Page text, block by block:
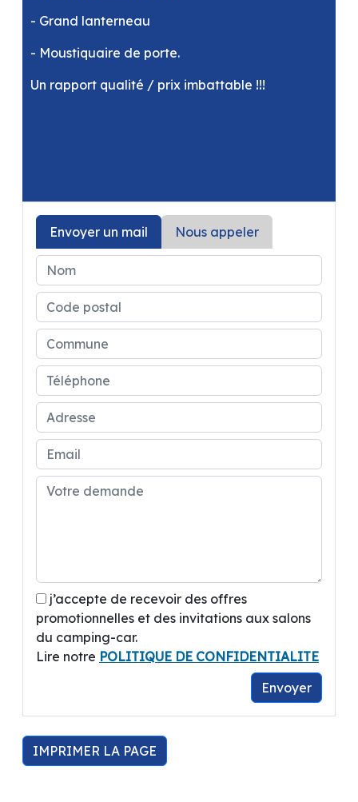
- Grand lanterneau
- Moustiquaire de porte.
Un rapport qualité / prix imbattable !!!
Envoyer un mail Nous appeler
j’accepte de recevoir des offres
promotionnelles et des invitations aux salons
du camping-car.
Lire notre POLITIQUE DE CONFIDENTIALITE
Envoyer
IMPRIMER LA PAGE